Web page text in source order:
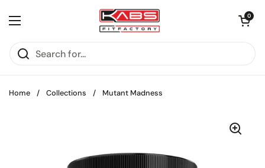
Open menu
Open cart
0
Home / Collections / Mutant Madness